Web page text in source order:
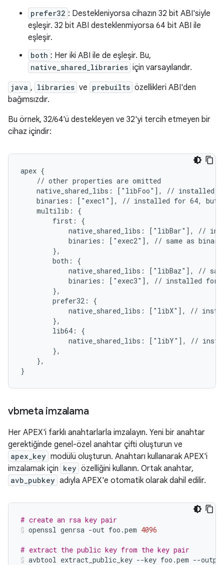
prefer32 : Destekleniyorsa cihazın 32 bit ABI'siyle
eşleşir. 32 bit ABI desteklenmiyorsa 64 bit ABI ile
eşleşir.
both : Her iki ABI ile de eşleşir. Bu,
native_shared_libraries için varsayılandır.
java , libraries ve prebuilts özellikleri ABI'den
bağımsızdır.
Bu örnek, 32/64'ü destekleyen ve 32'yi tercih etmeyen bir
cihaz içindir:
apex {
    // other properties are omitted
native_shared_libs: ["libFoo"], // installed
binaries: ["exec1"], // installed for 64, but
    multilib: {
        first: {
native_shared_libs: ["libBar"], //
binaries: ["exec2"], // same as
        },
        both: {
native_shared_libs: ["libBaz"], //
binaries: ["exec3"], // installed for
        },
        prefer32: {
native_shared_libs: ["libX"], //
        },
        lib64: {
native_shared_libs: ["libY"], //
        },
    },
vbmeta imzalama
Her APEX'i farklı anahtarlarla imzalayın. Yeni bir anahtar
gerektiğinde genel-özel anahtar çifti oluşturun ve
apex_key modülü oluşturun. Anahtarı kullanarak APEX'i
imzalamak için key özelliğini kullanın. Ortak anahtar,
avb_pubkey adıyla APEX'e otomatik olarak dahil edilir.
# create an rsa key pair
openssl genrsa -out foo .pem 4096
# extract the public key from the key pair
avbtool extract_public_key --key foo .pem --